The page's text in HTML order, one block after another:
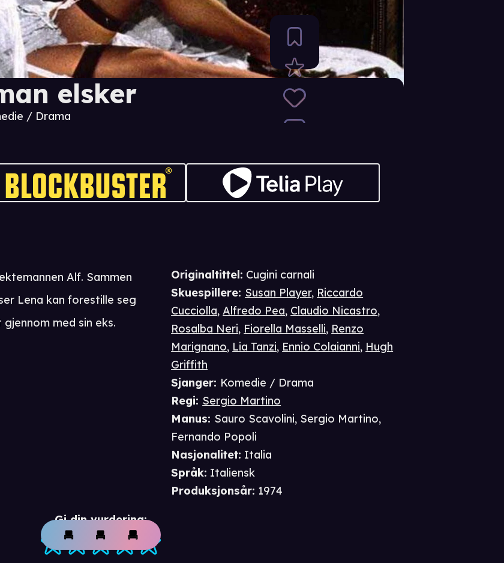
elsker
/ Drama
Gi din vurdering:
Originaltittel: Cugini carnali
Skuespillere: Susan Player, Riccardo
Cucciolla,Alfredo Pea, Claudio Nicastro,
Rosalba Neri, Fiorella Masselli, Renzo
Marignano, Lia Tanzi, Ennio Colaianni, Hugh
Griffith
Sjanger: Komedie / Drama
Regi: Sergio Martino
Manus: Sauro Scavolini, Sergio Martino,
Fernando Popoli
Nasjonalitet: Italia
Språk: Italiensk
Produksjonsår: 1974
Alf. Sammen
Lena kan forestille seg
med sin eks.